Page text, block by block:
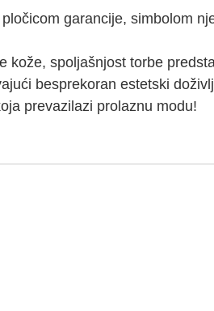
garancije, simbolom
kože, spoljašnjost torbe
besprekoran estetski
prevazilazi prolaznu modu!